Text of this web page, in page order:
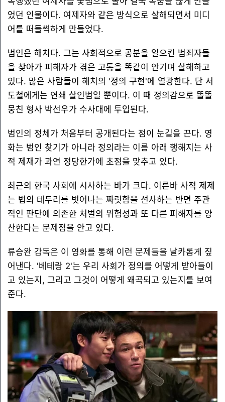
었던 인물이다. 여제자와 같은 방식으로 살해되면서 미디
어를 떠들썩하게 만들었다.
범인은 해치다. 그는 사회적으로 공분을 일으킨 범죄자들
을 찾아가 피해자가 겪은 고통을 똑같이 안기며 살해하고
있다. 많은 사람들이 해치의 '정의 구현'에 열광한다. 단 서
도철에게는 연쇄 살인범일 뿐이다. 이 때 정의감으로 똘똘
뭉친 형사 박선우가 수사대에 투입된다.
범인의 정체가 처음부터 공개된다는 점이 눈길을 끈다. 영
화는 범인 찾기가 아니라 정의라는 이름 아래 행해지는 사
적 제재가 과연 정당한가에 초점을 맞추고 있다.
최근의 한국 사회에 시사하는 바가 크다. 이른바 사적 제제
는 법의 테두리를 벗어나는 짜릿함을 선사하는 반면 주관
적인 판단에 의존한 처벌의 위험성과 또 다른 피해자를 양
산한다는 문제점을 안고 있다.
류승완 감독은 이 영화를 통해 이런 문제들을 날카롭게 짚
어낸다. '베테랑 2'는 우리 사회가 정의를 어떻게 받아들이
고 있는지, 그리고 그것이 어떻게 왜곡되고 있는지를 보여
준다.